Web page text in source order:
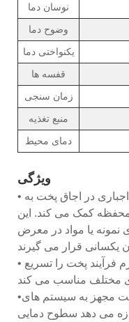
نوسان دما
وضوح دما
یکنواختی دما
قفسه ها
زمان سنجی
منبع تغذیه
دمای محیط
ویژگی
• گردش دمای یکنواخت: جریان هوای اجباری در اجاق پخت به
کمک می کند. این
یا مواد در معرض
• پخت سریعتر: گردش فعال هوای گرم فرآیند پخت را تسریع
•کنترل دقیق دما: این اجاق های پخت مجهز به سیستم های
می دهد سطوح دمایی